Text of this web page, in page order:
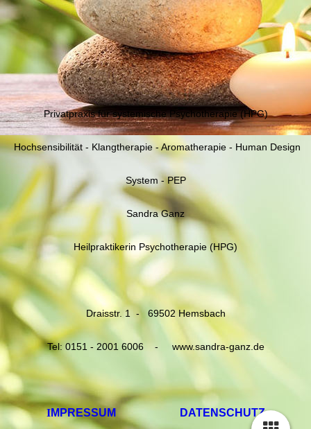
Privatpraxis für systemische Psychotherapie (HPG)
Hochsensibilität - Klangtherapie - Aromatherapie - Human Design
System - PEP
Sandra Ganz
Heilpraktikerin Psychotherapie (HPG)
Draisstr. 1 - 69502 Hemsbach
Tel: 0151 - 2001 6006 - www.sandra-ganz.de
IMPRESSUM DATENSCHUTZ